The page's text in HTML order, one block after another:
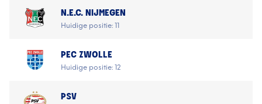
N.E.C. NIJMEGEN
Huidige positie: 11
PEC ZWOLLE
Huidige positie: 12
PSV